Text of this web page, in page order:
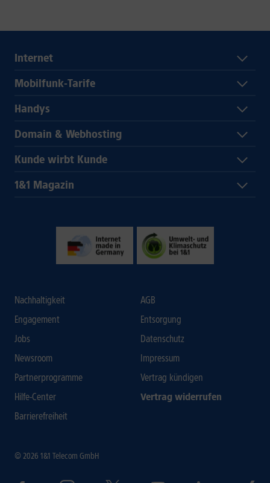
Internet
Mobilfunk-Tarife
Handys
Domain & Webhosting
Kunde wirbt Kunde
1&1 Magazin
Nachhaltigkeit
Engagement
Jobs
Newsroom
Partnerprogramme
Hilfe-Center
Barrierefreiheit
AGB
Entsorgung
Datenschutz
Impressum
Vertrag kündigen
Vertrag widerrufen
© 2026 1&1 Telecom GmbH